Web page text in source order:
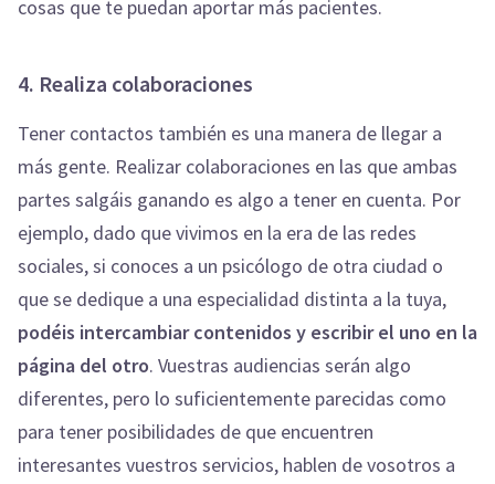
cosas que te puedan aportar más pacientes.
4. Realiza colaboraciones
Tener contactos también es una manera de llegar a
más gente. Realizar colaboraciones en las que ambas
partes salgáis ganando es algo a tener en cuenta. Por
ejemplo, dado que vivimos en la era de las redes
sociales, si conoces a un psicólogo de otra ciudad o
que se dedique a una especialidad distinta a la tuya,
podéis intercambiar contenidos y escribir el uno en la
página del otro. Vuestras audiencias serán algo
diferentes, pero lo suficientemente parecidas como
para tener posibilidades de que encuentren
interesantes vuestros servicios, hablen de vosotros a